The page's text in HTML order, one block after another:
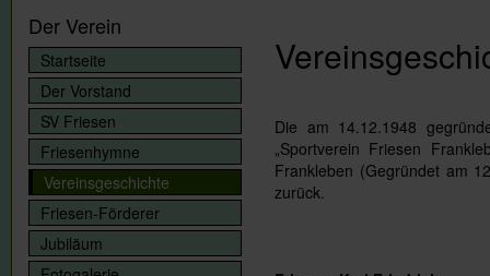
Die am 14.12.1948
„Sportverein Friesen
Frankleben (Gegründet am
zurück.
Der Verein
Startseite
Der Vorstand
SV Friesen
Friesenhymne
Vereinsgeschichte
Friesen-Förderer
Jubiläum